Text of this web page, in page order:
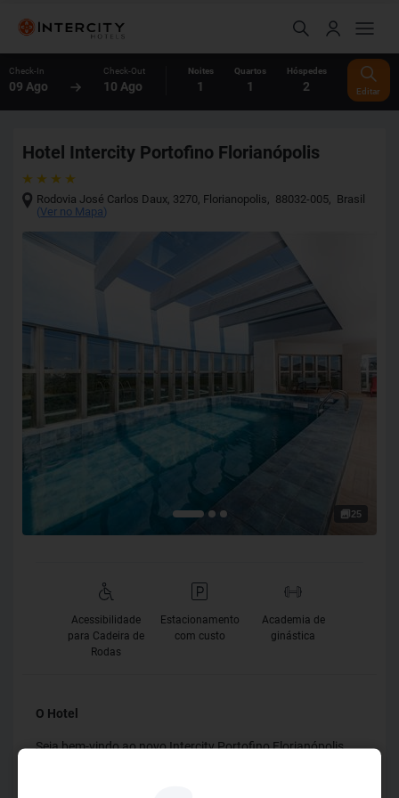
Check-In
09 Ago
Check-Out
10 Ago
Noites
1
Quartos
1
Hóspedes
2 Editar
Hotel Intercity Portofino Florianópolis
Rodovia José Carlos Daux, 3270, Florianopolis, 88032-005, Brasil
(Ver no Mapa)
25
Acessibilidade
para Cadeira de
Rodas
Estacionamento
com custo
Academia de
ginástica
O Hotel
Seja bem-vindo ao novo Intercity Portofino Florianópolis,